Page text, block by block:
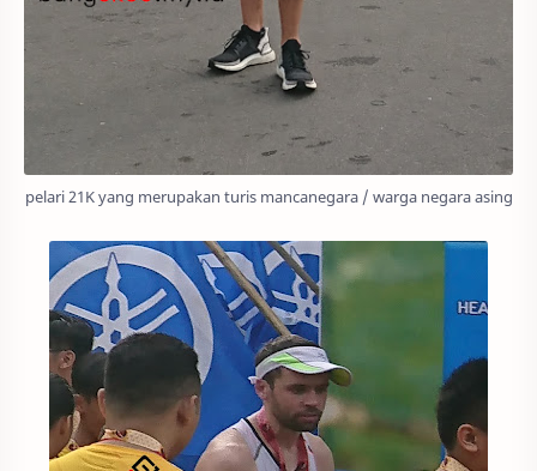
pelari 21K yang merupakan turis mancanegara / warga negara asing